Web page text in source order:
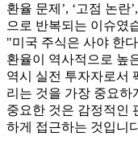
환율 문제’, ‘고점 논란
으로 반복되는 이슈였
"미국 주식은 사야 한
환율이 역사적으로 높
역시 실전 투자자로서
리는 것을 가장 중요하
중요한 것은 감정적인
하게 접근하는 것입니